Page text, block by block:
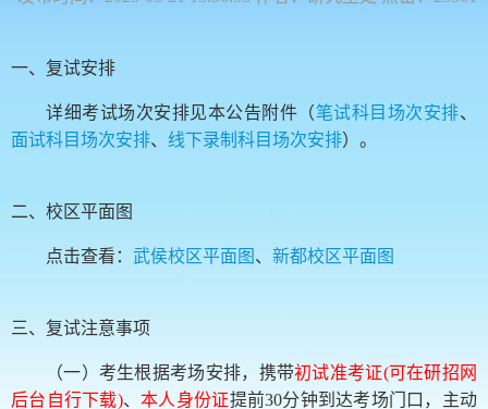
一、复试安排
详细考试场次安排见本公告附件（笔试科目场次安排、
面试科目场次安排、 线下录制科目场次安排）。
二、校区平面图
点击查看： 武侯校区平面图 、 新都校区平面图
三、复试注意事项
（一）考生根据考场安排，携带初试准考证(可在研招网
后台自行下载)、本人身份证提前30分钟到达考场门口，主动